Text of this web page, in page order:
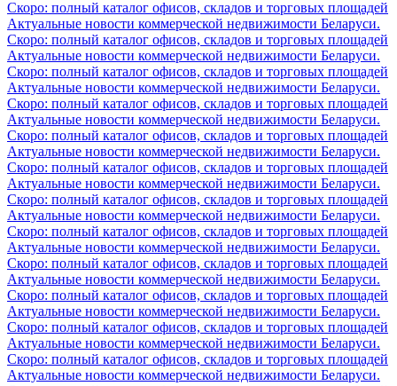
Скоро: полный каталог офисов, складов и торговых площадей
Актуальные новости коммерческой недвижимости Беларуси.
Скоро: полный каталог офисов, складов и торговых площадей
Актуальные новости коммерческой недвижимости Беларуси.
Скоро: полный каталог офисов, складов и торговых площадей
Актуальные новости коммерческой недвижимости Беларуси.
Скоро: полный каталог офисов, складов и торговых площадей
Актуальные новости коммерческой недвижимости Беларуси.
Скоро: полный каталог офисов, складов и торговых площадей
Актуальные новости коммерческой недвижимости Беларуси.
Скоро: полный каталог офисов, складов и торговых площадей
Актуальные новости коммерческой недвижимости Беларуси.
Скоро: полный каталог офисов, складов и торговых площадей
Актуальные новости коммерческой недвижимости Беларуси.
Скоро: полный каталог офисов, складов и торговых площадей
Актуальные новости коммерческой недвижимости Беларуси.
Скоро: полный каталог офисов, складов и торговых площадей
Актуальные новости коммерческой недвижимости Беларуси.
Скоро: полный каталог офисов, складов и торговых площадей
Актуальные новости коммерческой недвижимости Беларуси.
Скоро: полный каталог офисов, складов и торговых площадей
Актуальные новости коммерческой недвижимости Беларуси.
Скоро: полный каталог офисов, складов и торговых площадей
Актуальные новости коммерческой недвижимости Беларуси.